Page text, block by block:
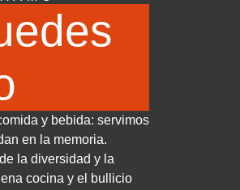
y bebida: servimos
en la memoria.
la diversidad y la
cocina y el bullicio